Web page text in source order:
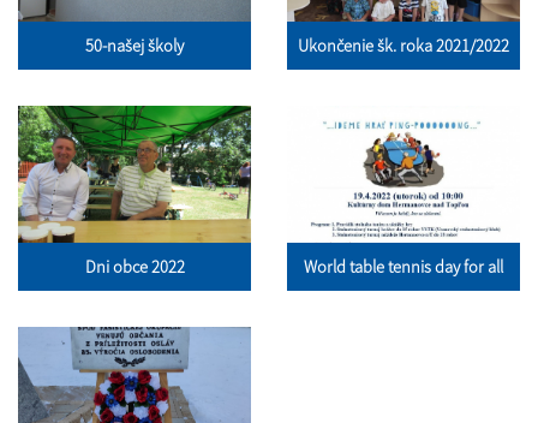
50-našej školy Ukončenie šk. roka 2021/2022
Dni obce 2022 World table tennis day for all